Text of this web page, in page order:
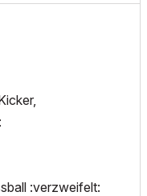
:verzweifelt: